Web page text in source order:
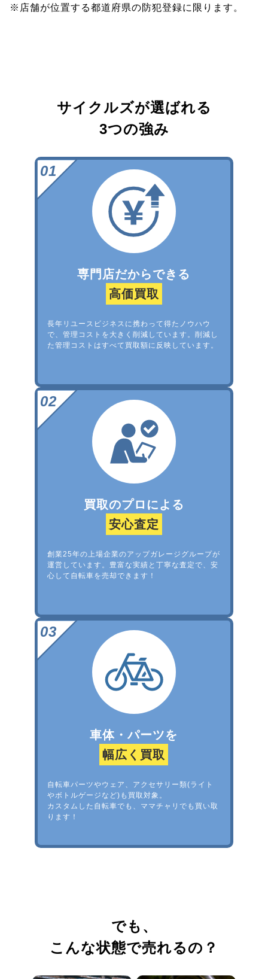
※店舗が位置する都道府県の防犯登録に限ります。
サイクルズが選ばれる
3つの強み
専門店だからできる
高価買取
長年リユースビジネスに携わって得たノウハウ
で、管理コストを大きく削減しています。削減し
た管理コストはすべて買取額に反映しています。
買取のプロによる
安心査定
創業25年の上場企業のアップガレージグループが
運営しています。豊富な実績と丁寧な査定で、安
心して自転車を売却できます！
車体・パーツを
幅広く買取
自転車パーツやウェア、アクセサリー類(ライト
やボトルゲージなど)も買取対象。
カスタムした自転車でも、ママチャリでも買い取
ります！
でも、
こんな状態で売れるの？